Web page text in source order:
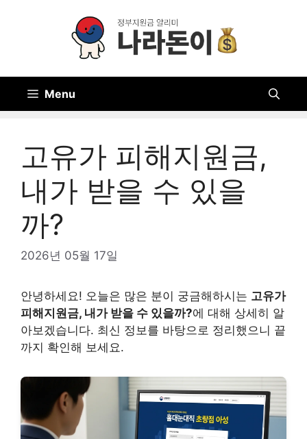
Menu
고유가 피해지원금,
내가 받을 수 있을
까?
2026년 05월 17일
안녕하세요! 오늘은 많은 분이 궁금해하시는 고유가
피해지원금, 내가 받을 수 있을까?에 대해 상세히 알
아보겠습니다. 최신 정보를 바탕으로 정리했으니 끝
까지 확인해 보세요.